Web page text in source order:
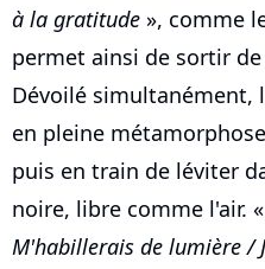
à la gratitude », comme
permet ainsi de sortir
Dévoilé simultanément,
en pleine
puis en train de léviter
noire, libre comme l'air. «
M'habillerais de lumière /